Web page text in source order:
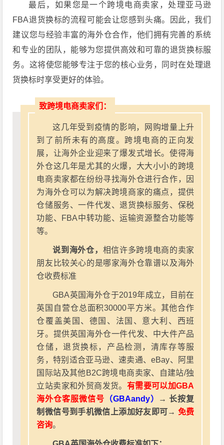
最后，如果您是一个跨境电商卖家，处理亚马逊
FBA退货换标的流程可能会让您感到头痛。因此，我们
建议您与经验丰富的海外仓合作，他们拥有完善的系统
和专业的团队，能够为您提供高效和可靠的退货换标服
务。这将使您能够专注于您的核心业务，同时在处理退
货换标时享受更好的体验。
致跨境电商卖家们：
这几年受到疫情的影响，网购增量上升
到了前所未有的高度。跨境电商的正向发
展，让海外企业迎来了爆发式增长。使得海
外仓这几年是尤其的火爆，大大小小的跨境
电商卖家都在纷纷寻找海外仓进行合作，因
为海外仓可以为解决跨境商家的痛点，提供
仓储服务、一件代发、退货换标服务、保税
功能、FBA中转功能、运输资源整合功能等
等。
说到海外仓， 相信许多跨境电商的卖家
朋友比较关心的是哪家海外仓靠谱以及海外
仓收费标准
GBA英国海外仓于2019年成立，目前在
英国自营仓总面积30000平方米。其他合作
仓覆盖美国、德国、法国、意大利、西班
牙。提供英国海外仓一件代发、中大件产品
仓储，退货换标，产品检测，清库存等服
务，特别适合亚马逊、速卖通、eBay、阿里
国际站及其他B2C跨境电商卖家、自建站/独
立站卖家和外贸商发货。 有需要可以加GBA
海外仓客服微信号 （GBAandy）
→ 长按复
制微信号到手机微信上添加好友即可→ 免费
咨询。